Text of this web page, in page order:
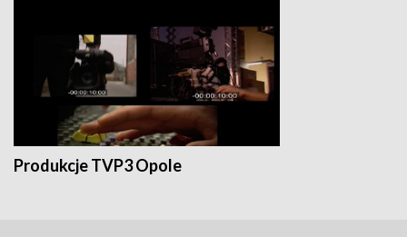
Produkcje TVP3 Opole